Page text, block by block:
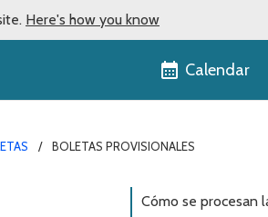
Here's how you know
Calendar
BOLETAS PROVISIONALES
Cómo se procesan